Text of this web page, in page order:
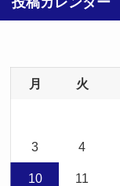
月 火
3 4
10 11